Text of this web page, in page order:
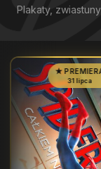
Plakaty,
★
31 lipca